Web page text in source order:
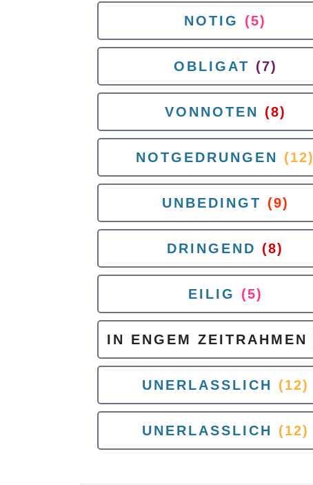
NOTIG (5)
OBLIGAT (7)
VONNOTEN (8)
NOTGEDRUNGEN (12)
UNBEDINGT (9)
DRINGEND (8)
EILIG (5)
IN ENGEM ZEITRAHMEN
UNERLASSLICH (12)
UNERLASSLICH (12)